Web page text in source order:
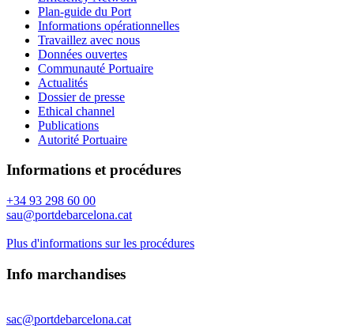
Plan-guide du Port
Informations opérationnelles
Travaillez avec nous
Données ouvertes
Communauté Portuaire
Actualités
Dossier de presse
Ethical channel
Publications
Autorité Portuaire
Informations et procédures
+34 93 298 60 00
sau@portdebarcelona.cat
Plus d'informations sur les procédures
Info marchandises
sac@portdebarcelona.cat